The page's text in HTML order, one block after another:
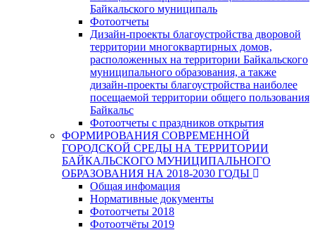
Байкальского муниципаль
Фотоотчеты
Дизайн-проекты благоустройства дворовой
территории многоквартирных домов,
расположенных на территории Байкальского
муниципального образования, а также
дизайн-проекты благоустройства наиболее
посещаемой территории общего пользования
Байкальс
Фотоотчеты с праздников открытия
ФОРМИРОВАНИЯ СОВРЕМЕННОЙ
ГОРОДСКОЙ СРЕДЫ НА ТЕРРИТОРИИ
БАЙКАЛЬСКОГО МУНИЦИПАЛЬНОГО
ОБРАЗОВАНИЯ НА 2018-2030 ГОДЫ
Общая инфомация
Нормативные документы
Фотоотчеты 2018
Фотоотчёты 2019